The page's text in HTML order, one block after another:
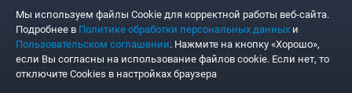
Конов В.А.
Номер телефона редакции СМИ сетевого издания
«www.sportbox.ru»: +7 (495) 653 8419
Адрес электронной почты редакции СМИ сетевого издания
«www.sportbox.ru»: editor@sportbox.ru
Мы используем файлы Сookie для корректной работы веб-сайта.
Подробнее в Политике обработки персональных данных и
Пользовательском соглашении. Нажмите на кнопку «Хорошо»,
если Вы согласны на использование файлов cookie. Если нет, то
отключите Cookies в настройках браузера